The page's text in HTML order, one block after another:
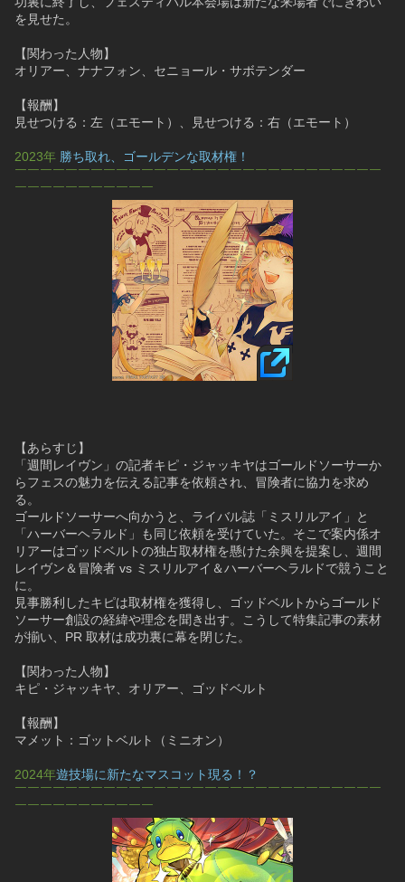
を見せた。
【関わった人物】
オリアー、ナナフォン、セニョール・サボテンダー
【報酬】
見せつける：左（エモート）、見せつける：右（エモート）
2023年 勝ち取れ、ゴールデンな取材権！
￣￣￣￣￣￣￣￣￣￣￣￣￣￣￣￣￣￣￣￣￣￣￣￣￣￣￣￣￣
￣￣￣￣￣￣￣￣￣￣￣
【あらすじ】
「週間レイヴン」の記者キピ・ジャッキヤはゴールドソーサーか
らフェスの魅力を伝える記事を依頼され、冒険者に協力を求め
る。
ゴールドソーサーへ向かうと、ライバル誌「ミスリルアイ」と
「ハーバーヘラルド」も同じ依頼を受けていた。そこで案内係オ
リアーはゴッドベルトの独占取材権を懸けた余興を提案し、週間
レイヴン＆冒険者 vs ミスリルアイ＆ハーバーヘラルドで競うこと
に。
見事勝利したキピは取材権を獲得し、ゴッドベルトからゴールド
ソーサー創設の経緯や理念を聞き出す。こうして特集記事の素材
が揃い、PR 取材は成功裏に幕を閉じた。
【関わった人物】
キピ・ジャッキヤ、オリアー、ゴッドベルト
【報酬】
マメット：ゴットベルト（ミニオン）
2024年遊技場に新たなマスコット現る！？
￣￣￣￣￣￣￣￣￣￣￣￣￣￣￣￣￣￣￣￣￣￣￣￣￣￣￣￣￣
￣￣￣￣￣￣￣￣￣￣￣